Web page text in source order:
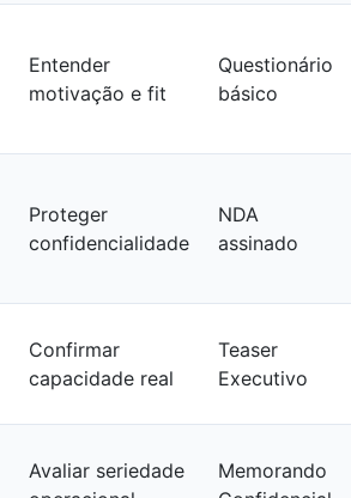
Entender
motivação e fit
Questionário
básico
Proteger
confidencialidade
NDA
assinado
Confirmar
capacidade real
Teaser
Executivo
Avaliar seriedade
Memorando